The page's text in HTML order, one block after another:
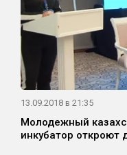
13.09.2018 в 21:35
Молодежный
инкубатор откроют